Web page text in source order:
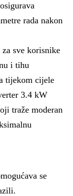
rada nakon
sve korisnike
i tihu
tijekom cijele
3.4 kW
traže moderan
se